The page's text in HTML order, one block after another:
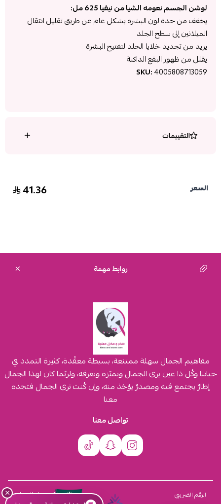
لوشن الجسم نعومه الشيا من نيفيا 625 مل:
يخفف من حدة لون البشرة بشكل عام عن طريق تقليل انتقال
الميلانين إلى سطح الجلد
يزيد من تجديد خلايا الجلد لتفتيح البشرة
يقلل من ظهور البقع الداكنة
SKU:4005808713059
التقييمات
السعر 41.36
روابط مهمة
مفاهيم الجمال سهلة ممتنعة، بسيطة معقّدة، كثيرة التمدد في
حياتنا وكُل ذا عين يرى الجمال ويميّزه ويعرفه، ولربّما كان لهذا الجمال
إطارٌ يجتمع فيه ومصدرٌ يؤخذ منه، وإن كُنت ترى الجمال فتجده
معنا
تواصل معنا
الرقم الضريبي
السجل التجاري×